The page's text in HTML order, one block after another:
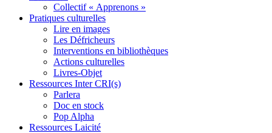
Collectif « Apprenons »
Pratiques culturelles
Lire en images
Les Défricheurs
Interventions en bibliothèques
Actions culturelles
Livres-Objet
Ressources Inter CRI(s)
Parlera
Doc en stock
Pop Alpha
Ressources Laicité